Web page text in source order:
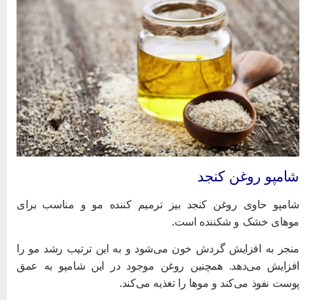
روغن کنجد
حاوی روغن کنجد بیز ترمیم کننده مو و مناسب برای
خشک و شکننده است.
به افزایش گردش خون می‌شود و به این ترتیب رشد مو را
می‌دهد. همچنین روغن موجود در این شامپو به عمق
نفوذ می‌کند و موها را تغذیه می‌کند.